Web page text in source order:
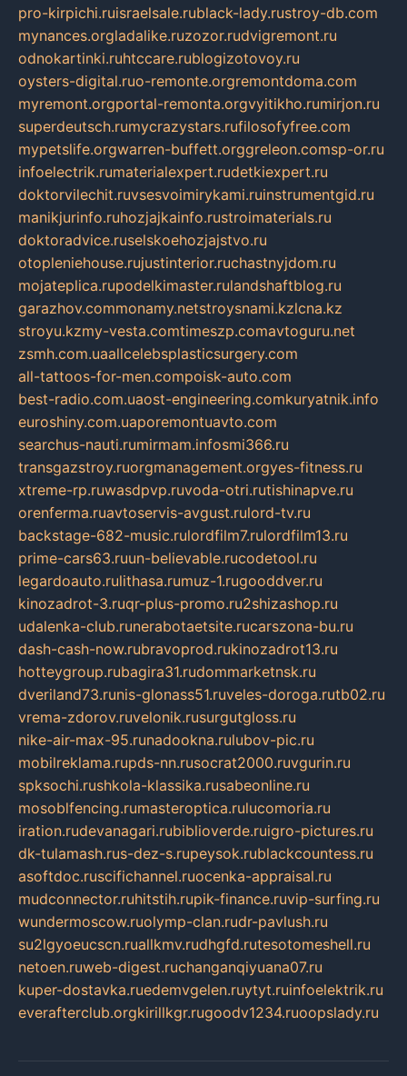
pro-kirpichi.ruisraelsale.rublack-lady.rustroy-db.com
mynances.orgladalike.ruzozor.rudvigremont.ru
odnokartinki.ruhtccare.rublogizotovoy.ru
oysters-digital.ruo-remonte.orgremontdoma.com
myremont.orgportal-remonta.orgvyitikho.rumirjon.ru
superdeutsch.rumycrazystars.rufilosofyfree.com
mypetslife.orgwarren-buffett.orggreleon.comsp-or.ru
infoelectrik.rumaterialexpert.rudetkiexpert.ru
doktorvilechit.ruvsesvoimirykami.ruinstrumentgid.ru
manikjurinfo.ruhozjajkainfo.rustroimaterials.ru
doktoradvice.ruselskoehozjajstvo.ru
otopleniehouse.rujustinterior.ruchastnyjdom.ru
mojateplica.rupodelkimaster.rulandshaftblog.ru
garazhov.commonamy.netstroysnami.kzlcna.kz
stroyu.kzmy-vesta.comtimeszp.comavtoguru.net
zsmh.com.uaallcelebsplasticsurgery.com
all-tattoos-for-men.compoisk-auto.com
best-radio.com.uaost-engineering.comkuryatnik.info
euroshiny.com.uaporemontuavto.com
searchus-nauti.rumirmam.infosmi366.ru
transgazstroy.ruorgmanagement.orgyes-fitness.ru
xtreme-rp.ruwasdpvp.ruvoda-otri.rutishinapve.ru
orenferma.ruavtoservis-avgust.rulord-tv.ru
backstage-682-music.rulordfilm7.rulordfilm13.ru
prime-cars63.ruun-believable.rucodetool.ru
legardoauto.rulithasa.rumuz-1.rugooddver.ru
kinozadrot-3.ruqr-plus-promo.ru2shizashop.ru
udalenka-club.runerabotaetsite.rucarszona-bu.ru
dash-cash-now.rubravoprod.rukinozadrot13.ru
hotteygroup.rubagira31.rudommarketnsk.ru
dveriland73.runis-glonass51.ruveles-doroga.rutb02.ru
vrema-zdorov.ruvelonik.rusurgutgloss.ru
nike-air-max-95.runadookna.rulubov-pic.ru
mobilreklama.rupds-nn.rusocrat2000.ruvgurin.ru
spksochi.rushkola-klassika.rusabeonline.ru
mosoblfencing.rumasteroptica.rulucomoria.ru
iration.rudevanagari.rubiblioverde.ruigro-pictures.ru
dk-tulamash.rus-dez-s.rupeysok.rublackcountess.ru
asoftdoc.ruscifichannel.ruocenka-appraisal.ru
mudconnector.ruhitstih.rupik-finance.ruvip-surfing.ru
wundermoscow.ruolymp-clan.rudr-pavlush.ru
su2lgyoeucscn.ruallkmv.rudhgfd.rutesotomeshell.ru
netoen.ruweb-digest.ruchanganqiyuana07.ru
kuper-dostavka.ruedemvgelen.ruytyt.ruinfoelektrik.ru
everafterclub.orgkirillkgr.rugoodv1234.ruoopslady.ru